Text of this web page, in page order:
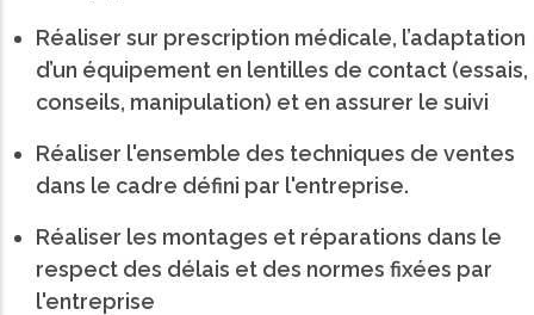
Réaliser sur prescription médicale, l’adaptation
d’un équipement en lentilles de contact (essais,
conseils, manipulation) et en assurer le suivi
Réaliser l'ensemble des techniques de ventes
dans le cadre défini par l'entreprise.
Réaliser les montages et réparations dans le
respect des délais et des normes fixées par
l'entreprise